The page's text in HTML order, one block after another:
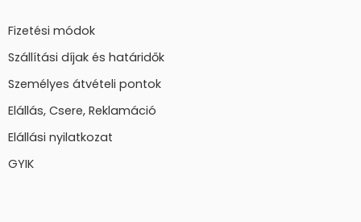
Fizetési módok
Szállítási díjak és határidők
Személyes átvételi pontok
Elállás, Csere, Reklamáció
Elállási nyilatkozat
GYIK